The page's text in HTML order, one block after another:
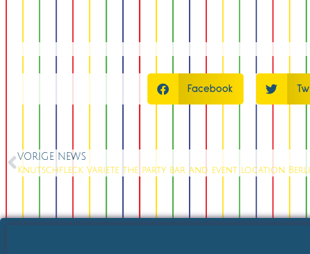
Facebook
VORIGE NEWS
Knutschfleck Variete the party bar and event location